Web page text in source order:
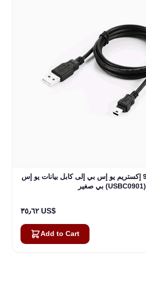
إيريديوم 9555/9575 إكستريم يو إس بي إلى كابل بيانات يو إس
بي صغير (USBC0901)
٣٥٫٦٢ US$
Add to Cart